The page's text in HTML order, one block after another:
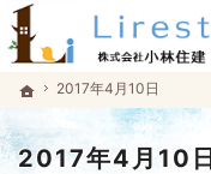
ホーム
2017年4月10日
2017年4月10日
福井市で安心の一戸建て｜小林住建
福井市で安心の一戸建て｜小林住建
ホーム
2017年4月10日